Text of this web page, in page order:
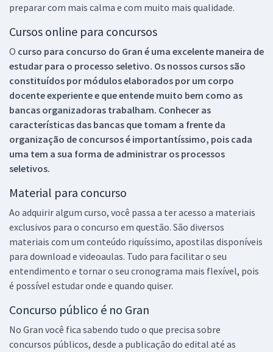
preparar com mais calma e com muito mais qualidade.
Cursos online para concursos
O curso para concurso do Gran é uma excelente maneira de
estudar para o processo seletivo. Os nossos cursos são
constituídos por módulos elaborados por um corpo
docente experiente e que entende muito bem como as
bancas organizadoras trabalham. Conhecer as
características das bancas que tomam a frente da
organização de concursos é importantíssimo, pois cada
uma tem a sua forma de administrar os processos
seletivos.
Material para concurso
Ao adquirir algum curso, você passa a ter acesso a materiais
exclusivos para o concurso em questão. São diversos
materiais com um conteúdo riquíssimo, apostilas disponíveis
para download e videoaulas. Tudo para facilitar o seu
entendimento e tornar o seu cronograma mais flexível, pois
é possível estudar onde e quando quiser.
Concurso público é no Gran
No Gran você fica sabendo tudo o que precisa sobre
concursos públicos, desde a publicação do edital até as